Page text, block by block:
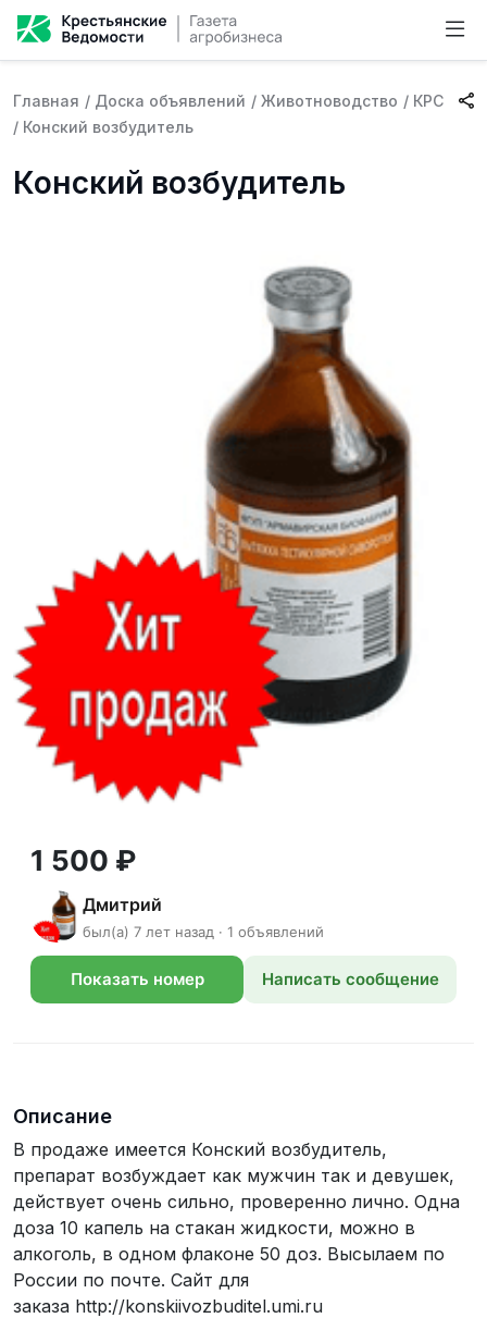
Главная / Доска объявлений / Животноводство / КРС
/ Конский возбудитель
Конский возбудитель
1 500 ₽
Дмитрий
был(а) 7 лет назад · 1 объявлений
Показать номер Написать сообщение
Описание
В продаже имеется Конский возбудитель,
препарат возбуждает как мужчин так и девушек,
действует очень сильно, проверенно лично. Одна
доза 10 капель на стакан жидкости, можно в
алкоголь, в одном флаконе 50 доз. Высылаем по
России по почте. Сайт для
заказа http://konskiivozbuditel.umi.ru